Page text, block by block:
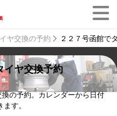
ヤ交換の予約 ２２７号函館で
イヤ交換予約
の予約。カレンダーから日付
す。